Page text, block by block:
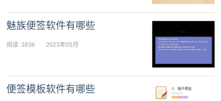
魅族便签软件有哪些
阅读: 3836
2023年05月
便签模板软件有哪些